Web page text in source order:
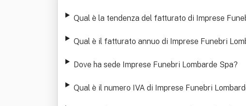
Qual è la tendenza del fatturato di Imprese
Qual è il fatturato annuo di Imprese Funebri
Dove ha sede Imprese Funebri Lombarde Spa?
Qual è il numero IVA di Imprese Funebri